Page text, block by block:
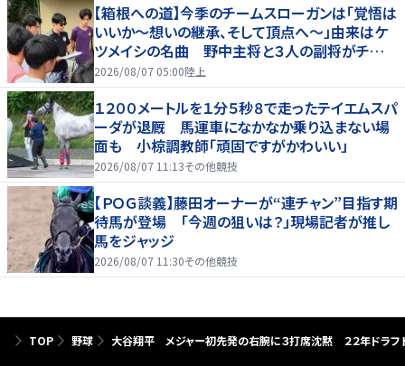
【箱根への道】今季のチームスローガンは「覚悟は
いいか～想いの継承、そして頂点へ～」由来はケ
ツメイシの名曲 野中主将と３人の副将がチーム
を引っ張る…夏合宿特集第１弾、国学院大
2026/08/07 05:00陸上
１２００メートルを１分５秒８で走ったテイエムスパ
ーダが退厩 馬運車になかなか乗り込まない場
面も 小椋調教師「頑固ですがかわいい」
2026/08/07 11:13その他競技
【ＰＯＧ談義】藤田オーナーが“連チャン”目指す期
待馬が登場 「今週の狙いは？」現場記者が推し
馬をジャッジ
2026/08/07 11:30その他競技
TOP 野球 大谷翔平 メジャー初先発の右腕に３打席沈黙 ２２年ドラ